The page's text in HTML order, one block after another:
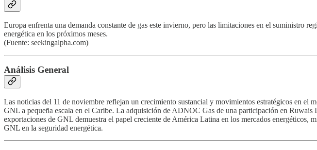
Europa enfrenta una demanda constante de gas este invierno, pero las limitaciones en el suministro
energética en los próximos meses.
(Fuente: seekingalpha.com)
Análisis General
Las noticias del 11 de noviembre reflejan un crecimiento sustancial y movimientos estratégicos en
GNL a pequeña escala en el Caribe. La adquisición de ADNOC Gas de una participación en
exportaciones de GNL demuestra el papel creciente de América Latina en los mercados
GNL en la seguridad energética.